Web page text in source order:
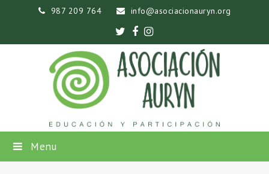
987 209 764 info@asociacionauryn.org
Twitter
Facebook
Instagram
Menu